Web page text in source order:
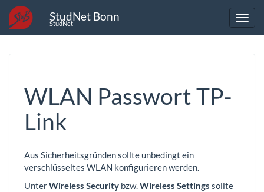
StudNet Bonn
StudNet
WLAN Passwort TP-
Link
Aus Sicherheitsgründen sollte unbedingt ein
verschlüsseltes WLAN konfigurieren werden.
UnterWireless Security bzw.Wireless Settings sollte